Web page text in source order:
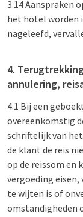
3.14 Aanspraken
het hotel worden
nageleefd,
4.
annulering,
4.1 Bij een
overeenkomstig
schriftelijk van
de klant de reis
op de reissom en
vergoeding
te wijten is of
omstandigheden